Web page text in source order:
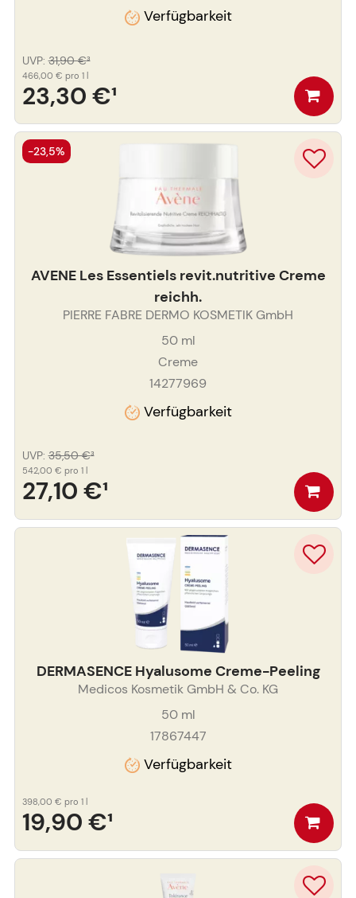
Verfügbarkeit
23,30 €¹
UVP: 31,90 €³
466,00 € pro 1 l
AVENE Les Essentiels revit.nutritive Creme
reichh.
PIERRE FABRE DERMO KOSMETIK GmbH
50ml
Creme
14277969
Verfügbarkeit
27,10 €¹
UVP: 35,50 €³
542,00 € pro 1 l
-23,5%
DERMASENCE Hyalusome Creme-Peeling
Medicos Kosmetik GmbH & Co. KG
50ml
17867447
Verfügbarkeit
19,90 €¹
398,00 € pro 1 l